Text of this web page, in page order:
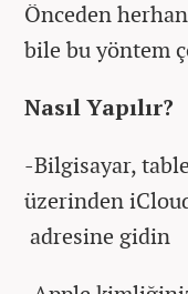
Önceden
bile bu yöntem
Nasıl Yapılır?
-Bilgisayar,
üzerinden
adresine gidin